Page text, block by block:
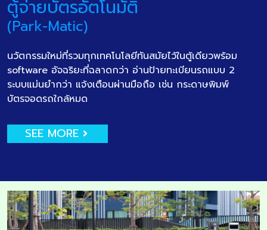
ตู้จ่ายบัตรอัตโนมัติ
(Park-Matic)
นวัตกรรมใหม่ที่รวมทุกเทคโนโลยีทันสมัยไว้ในตู้เดียวพร้อม
software อัจฉริยะที่ฉลาดกว่า อ่านป้ายทะเบียนรถแบบ 2
ระบบแม่นยำกว่า แจ้งเตือนผ่านมือถือ เช่น กระดาษพิมพ์
บัตรจอดรถใกล้หมด
SEE MORE